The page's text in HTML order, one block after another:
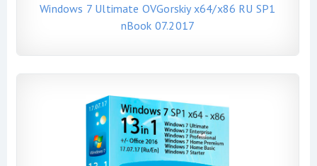
Windows 7 Ultimate OVGorskiy x64/x86 RU SP1
nBook 07.2017